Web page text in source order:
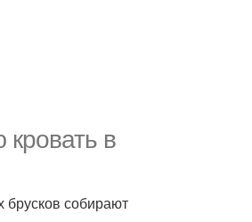
в
брусков собирают